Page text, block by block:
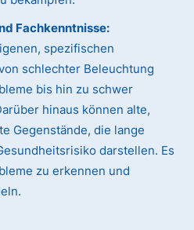
Fachkenntnisse:
spezifischen
schlechter Beleuchtung
bis hin zu schwer
hinaus können alte,
Gegenstände, die lange
darstellen. Es
zu erkennen und